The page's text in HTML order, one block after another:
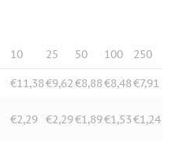
10 25 50 100 250
€11,38€9,62€8,88€8,48€7,91
€2,29 €2,29€1,89€1,53€1,24